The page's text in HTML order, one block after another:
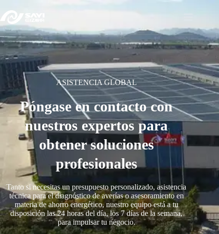
ASISTENCIA GLOBAL
Póngase en contacto con
nuestros expertos para
obtener soluciones
profesionales
Tanto si necesitas un presupuesto personalizado, asistencia
técnica para el diagnóstico de averías o asesoramiento en
materia de ahorro energético, nuestro equipo está a tu
disposición las 24 horas del día, los 7 días de la semana,
para impulsar tu negocio.